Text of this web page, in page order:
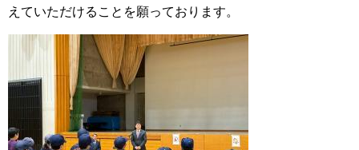
えていただけることを願っております。